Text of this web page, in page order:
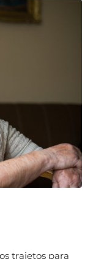
trajetos para